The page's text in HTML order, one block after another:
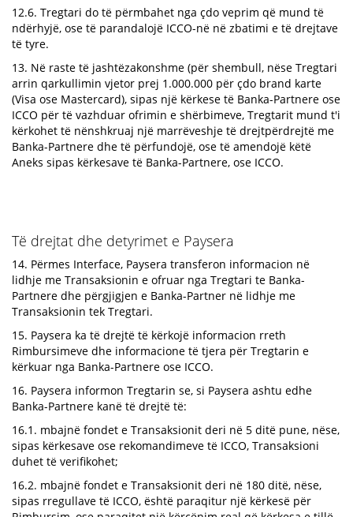
12.6. Tregtari do të përmbahet nga çdo veprim që mund të
ndërhyjë, ose të parandalojë ICCO-në në zbatimi e të drejtave
të tyre.
13. Në raste të jashtëzakonshme (për shembull, nëse Tregtari
arrin qarkullimin vjetor prej 1.000.000 për çdo brand karte
(Visa ose Mastercard), sipas një kërkese të Banka-Partnere ose
ICCO për të vazhduar ofrimin e shërbimeve, Tregtarit mund t'i
kërkohet të nënshkruaj një marrëveshje të drejtpërdrejtë me
Banka-Partnere dhe të përfundojë, ose të amendojë këtë
Aneks sipas kërkesave të Banka-Partnere, ose ICCO.
Të drejtat dhe detyrimet e Paysera
14. Përmes Interface, Paysera transferon informacion në
lidhje me Transaksionin e ofruar nga Tregtari te Banka-
Partnere dhe përgjigjen e Banka-Partner në lidhje me
Transaksionin tek Tregtari.
15. Paysera ka të drejtë të kërkojë informacion rreth
Rimbursimeve dhe informacione të tjera për Tregtarin e
kërkuar nga Banka-Partnere ose ICCO.
16. Paysera informon Tregtarin se, si Paysera ashtu edhe
Banka-Partnere kanë të drejtë të:
16.1. mbajnë fondet e Transaksionit deri në 5 ditë pune, nëse,
sipas kërkesave ose rekomandimeve të ICCO, Transaksioni
duhet të verifikohet;
16.2. mbajnë fondet e Transaksionit deri në 180 ditë, nëse,
sipas rregullave të ICCO, është paraqitur një kërkesë për